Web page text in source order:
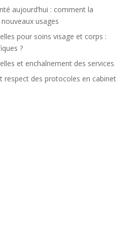
aujourd’hui : comment la
usages
pour soins visage et corps :
?
et enchaînement des services
respect des protocoles en cabinet